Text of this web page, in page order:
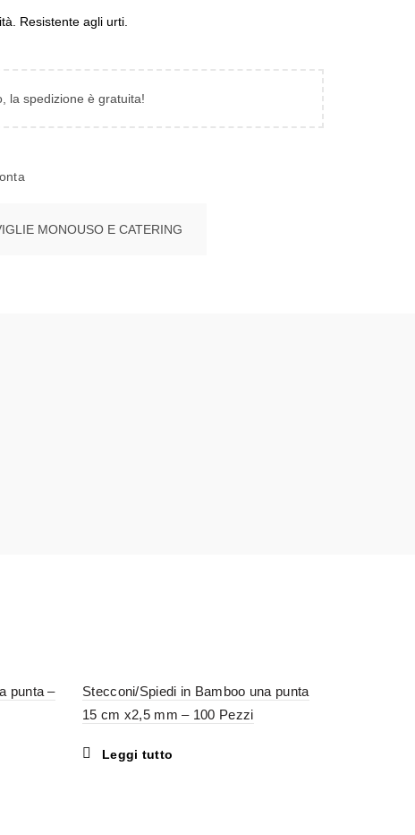
Resistente agli urti.
la spedizione è gratuita!
MONOUSO E CATERING
punta –
Stecconi/Spiedi in Bamboo una punta
15 cm x2,5 mm – 100 Pezzi
Leggi tutto